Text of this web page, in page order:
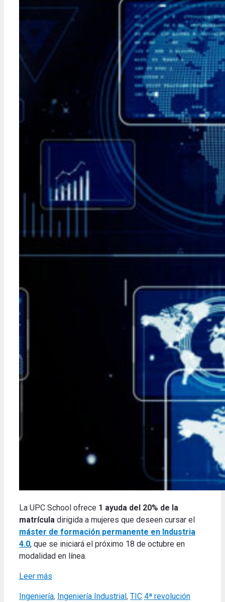
La UPC School ofrece 1 ayuda del 20% de la
matrícula dirigida a mujeres que deseen cursar el
máster de formación permanente en Industria
4.0, que se iniciará el próximo 18 de octubre en
modalidad en línea.
Leer más
Categories
Ingeniería, Ingeniería Industrial , TIC Tags
4ª revolución